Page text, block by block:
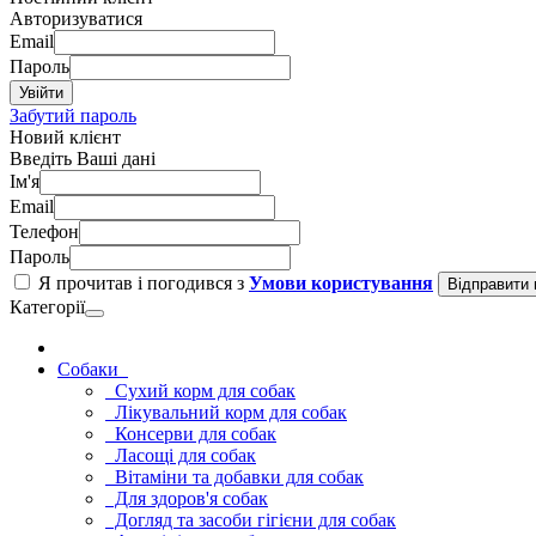
Авторизуватися
Email
Пароль
Увійти
Забутий пароль
Новий клієнт
Введіть Ваші дані
Ім'я
Email
Телефон
Пароль
Я прочитав і погодився з Умови користування Відправити
Категорії
Cобаки
Сухий корм для собак
Лікувальний корм для собак
Консерви для собак
Ласощі для собак
Вітаміни та добавки для собак
Для здоров'я собак
Догляд та засоби гігієни для собак